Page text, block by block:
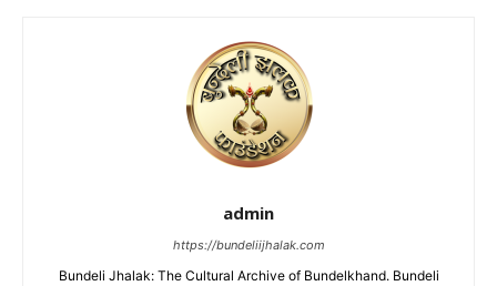
admin
https://bundeliijhalak.com
Bundeli Jhalak: The Cultural Archive of Bundelkhand. Bundeli